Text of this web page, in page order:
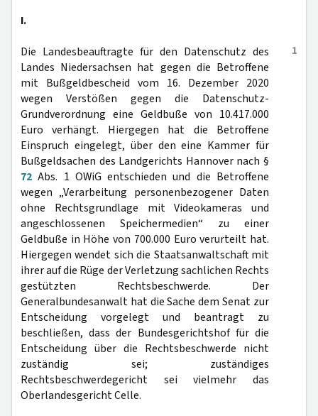
I.
1
Die Landesbeauftragte für den Datenschutz des
Landes Niedersachsen hat gegen die Betroffene
mit Bußgeldbescheid vom 16. Dezember 2020
wegen Verstößen gegen die Datenschutz-
Grundverordnung eine Geldbuße von 10.417.000
Euro verhängt. Hiergegen hat die Betroffene
Einspruch eingelegt, über den eine Kammer für
Bußgeldsachen des Landgerichts Hannover nach §
72 Abs. 1 OWiG entschieden und die Betroffene
wegen „Verarbeitung personenbezogener Daten
ohne Rechtsgrundlage mit Videokameras und
angeschlossenen Speichermedien“ zu einer
Geldbuße in Höhe von 700.000 Euro verurteilt hat.
Hiergegen wendet sich die Staatsanwaltschaft mit
ihrer auf die Rüge der Verletzung sachlichen Rechts
gestützten Rechtsbeschwerde. Der
Generalbundesanwalt hat die Sache dem Senat zur
Entscheidung vorgelegt und beantragt zu
beschließen, dass der Bundesgerichtshof für die
Entscheidung über die Rechtsbeschwerde nicht
zuständig sei; zuständiges
Rechtsbeschwerdegericht sei vielmehr das
Oberlandesgericht Celle.